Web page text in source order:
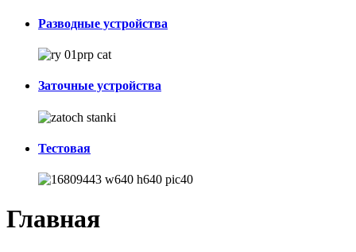
Разводные устройства
Заточные устройства
Тестовая
Главная